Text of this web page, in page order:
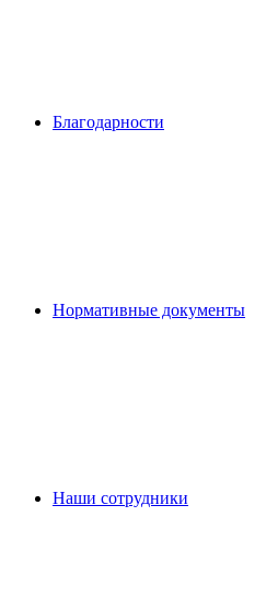
Благодарности
Нормативные документы
Наши сотрудники